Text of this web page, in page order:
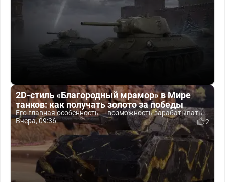
2D-стиль «Благородный мрамор» в Мире
танков: как получать золото за победы
Его главная особенность — возможность зарабатывать...
Вчера, 09:36
2